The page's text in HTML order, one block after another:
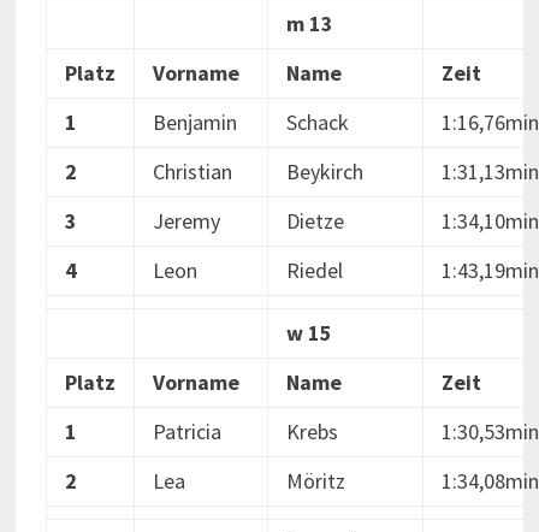
m 13
Platz
Vorname Name
Zeit
1
Benjamin Schack
1:16,76min
2
Christian Beykirch
1:31,13min
3
Jeremy Dietze
1:34,10min
4
Leon Riedel 1:43,19min
w 15
Platz
Vorname Name
Zeit
1
Patricia Krebs
1:30,53min
2
Lea Möritz 1:34,08min